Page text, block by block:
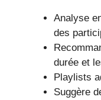
Analyse
des
durée et
Playlists
Suggère